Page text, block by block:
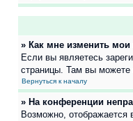
» Как мне изменить мои
Если вы являетесь
страницы. Там вы можете
Вернуться к началу
» На конференции
Возможно, отображается